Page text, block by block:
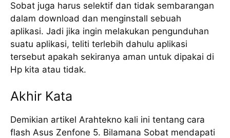
Sobat juga harus selektif dan tidak sembarangan
dalam download dan menginstall sebuah
aplikasi. Jadi jika ingin melakukan pengunduhan
suatu aplikasi, teliti terlebih dahulu aplikasi
tersebut apakah sekiranya aman untuk dipakai di
Hp kita atau tidak.
Akhir Kata
Demikian artikel Arahtekno kali ini tentang cara
flash Asus Zenfone 5. Bilamana Sobat mendapati